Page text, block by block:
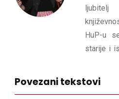
HuP-u
starije i
Povezani tekstovi